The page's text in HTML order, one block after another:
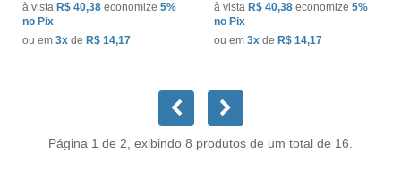
à vista R$ 40,38 economize 5%
no Pix
ou em 3x de R$ 14,17
à vista R$ 40,38 economize 5%
no Pix
ou em 3x de R$ 14,17
Página 1 de 2, exibindo 8 produtos de um total de 16.